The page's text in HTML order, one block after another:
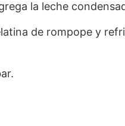
la leche
de rompope y